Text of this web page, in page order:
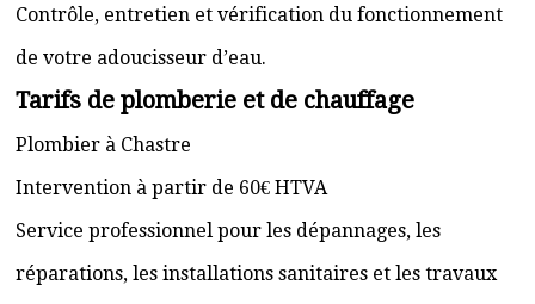
Contrôle, entretien et vérification du fonctionnement
de votre adoucisseur d’eau.
Tarifs de plomberie et de chauffage
Plombier à Chastre
Intervention à partir de 60€ HTVA
Service professionnel pour les dépannages, les
réparations, les installations sanitaires et les travaux